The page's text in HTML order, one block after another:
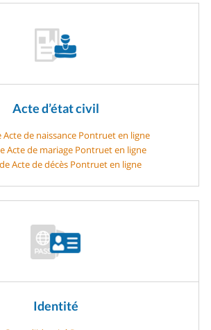
Acte d’état civil
Acte de naissance Pontruet en ligne
Acte de mariage Pontruet en ligne
Acte de décès Pontruet en ligne
Identité